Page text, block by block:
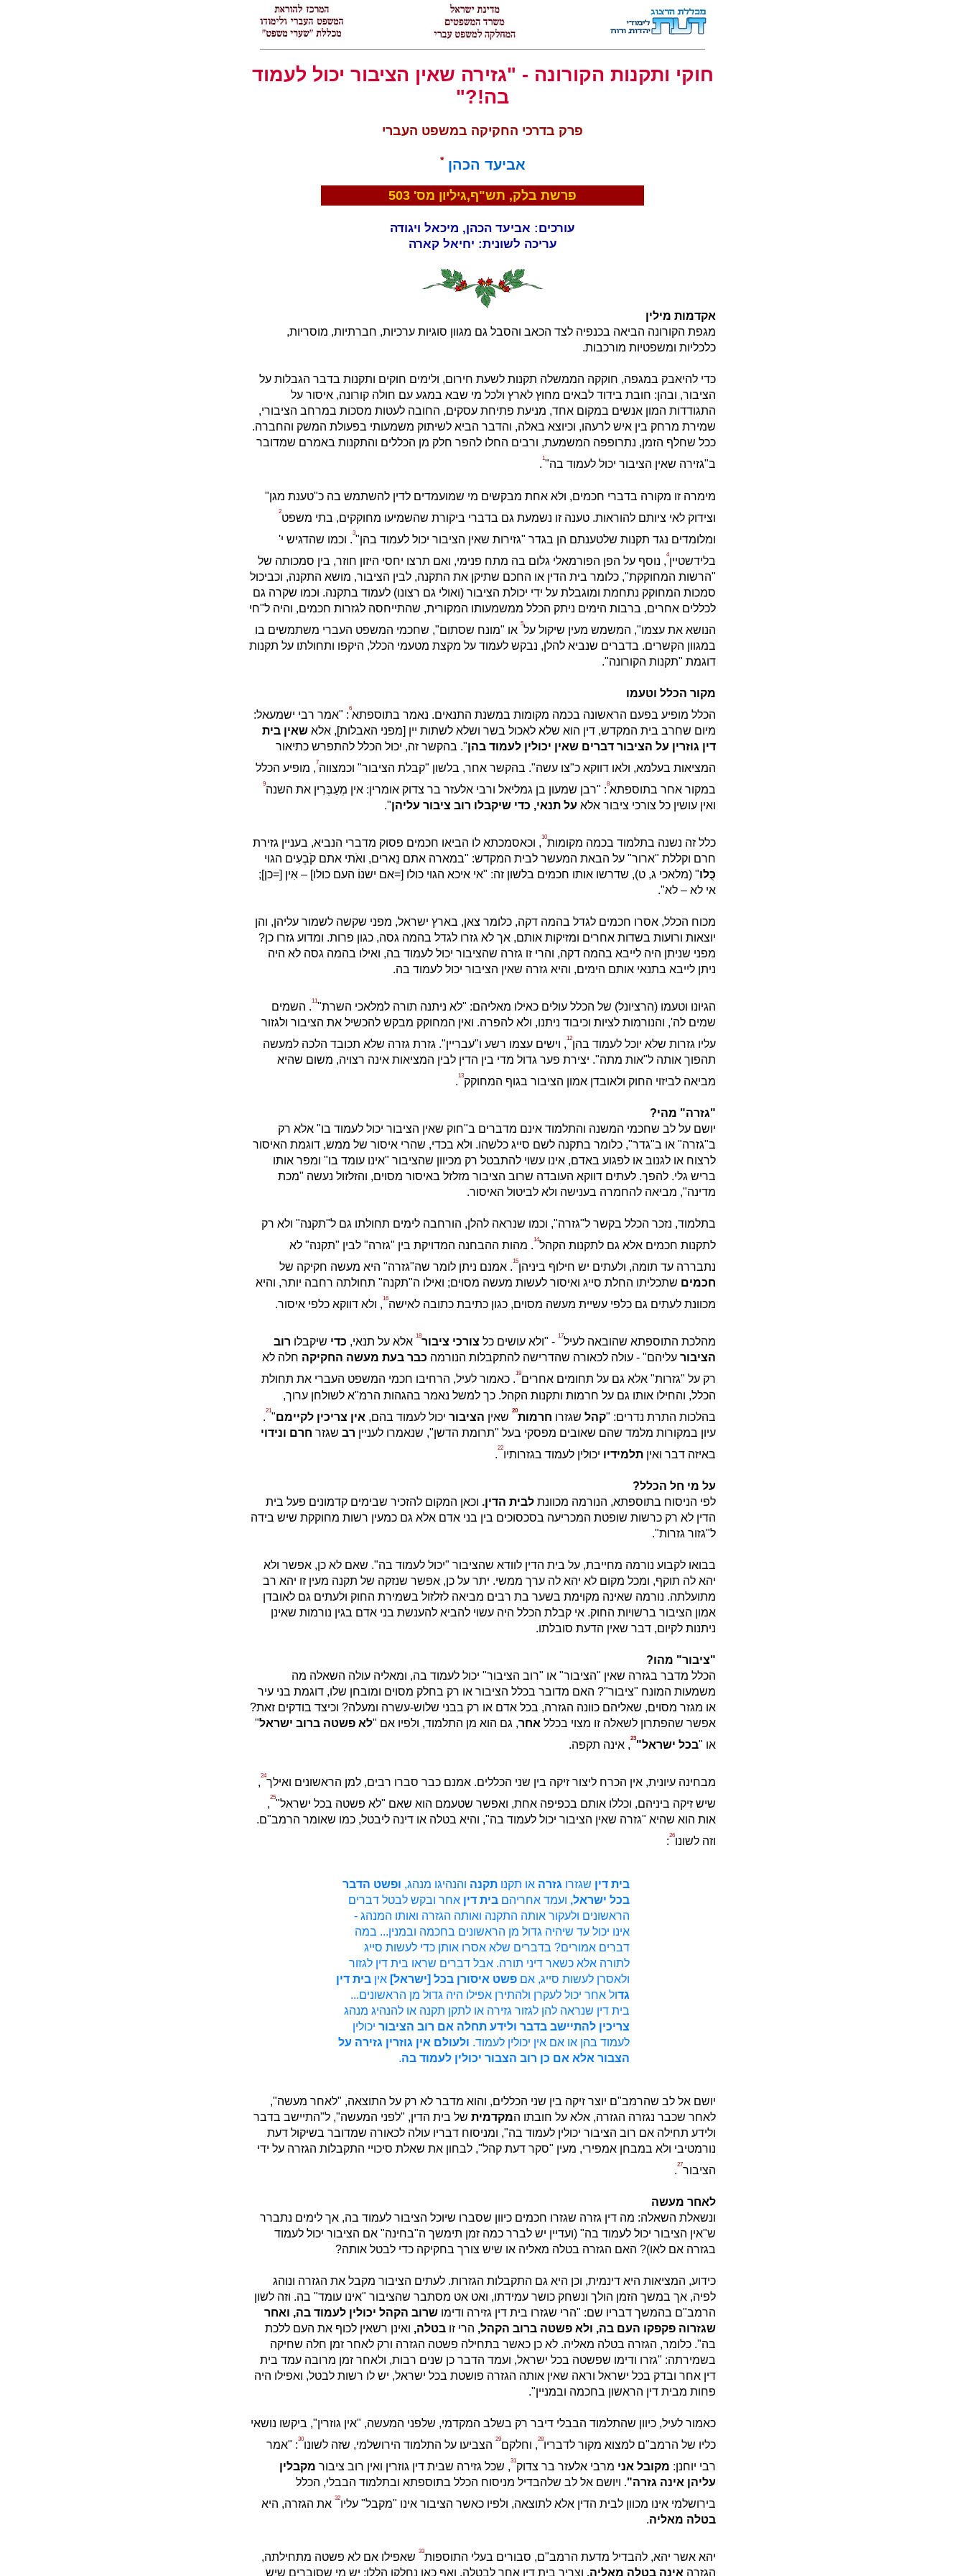
חוקי ותקנות הקורונה - "גזירה שאין הציבור יכול לעמוד
בה!?"
פרק בדרכי החקיקה במשפט העברי
אביעד הכהן*
פרשת בלק, תש"ף,גיליון מס' 503
עורכים: אביעד הכהן, מיכאל ויגודה
עריכה לשונית: יחיאל קארה
אקדמות מילין
מגפת הקורונה הביאה בכנפיה לצד הכאב והסבל גם מגוון סוגיות ערכיות, חברתיות, מוסריות,
כלכליות ומשפטיות מורכבות.
כדי להיאבק במגפה, חוקקה הממשלה תקנות לשעת חירום, ולימים חוקים ותקנות בדבר הגבלות על
הציבור, ובהן: חובת בידוד לבאים מחוץ לארץ ולכל מי שבא במגע עם חולה קורונה, איסור על
התגודדות המון אנשים במקום אחד, מניעת פתיחת עסקים, החובה לעטות מסכות במרחב הציבורי,
שמירת מרחק בין איש לרעהו, וכיוצא באלה, והדבר הביא לשיתוק משמעותי בפעולת המשק והחברה.
ככל שחלף הזמן, נתרופפה המשמעת, ורבים החלו להפר חלק מן הכללים והתקנות באמרם שמדובר
ב"גזירה שאין הציבור יכול לעמוד בה"1
.
מימרה זו מקורה בדברי חכמים, ולא אחת מבקשים מי שמועמדים לדין להשתמש בה כ"טענת מגן"
וצידוק לאי ציותם להוראות. טענה זו נשמעת גם בדברי ביקורת שהשמיעו מחוקקים, בתי משפט2
ומלומדים נגד תקנות שלטענתם הן בגדר "גזירות שאין הציבור יכול לעמוד בהן"3. וכמו שהדגיש י'
בלידשטיין4, נוסף על הפן הפורמאלי גלום בה מתח פנימי, ואם תרצו יחסי היזון חוזר, בין סמכותה של
"הרשות המחוקקת", כלומר בית הדין או החכם שתיקן את התקנה, לבין הציבור, מושא התקנה, וכביכול
סמכות המחוקק נתחמת ומוגבלת על ידי יכולת הציבור (ואולי גם רצונו) לעמוד בתקנה. וכמו שקרה גם
לכללים אחרים, ברבות הימים ניתק הכלל ממשמעותו המקורית, שהתייחסה לגזרות חכמים, והיה ל"חי
הנושא את עצמו", המשמש מעין שיקול על5 או "מונח שסתום", שחכמי המשפט העברי משתמשים בו
במגוון הקשרים. בדברים שנביא להלן, נבקש לעמוד על מקצת מטעמי הכלל, היקפו ותחולתו על תקנות
דוגמת "תקנות הקורונה".
מקור הכלל וטעמו
הכלל מופיע בפעם הראשונה בכמה מקומות במשנת התנאים. נאמר בתוספתא6: "אמר רבי ישמעאל:
מיום שחרב בית המקדש, דין הוא שלא לאכול בשר ושלא לשתות יין [מפני האבלות], אלא שאין בית
דין גוזרין על הציבור דברים שאין יכולין לעמוד בהן". בהקשר זה, יכול הכלל להתפרש כתיאור
המציאות בעלמא, ולאו דווקא כ"צו עשה". בהקשר אחר, בלשון "קבלת הציבור" וכמצווה7, מופיע הכלל
במקור אחר בתוספתא8: "רבן שמעון בן גמליאל ורבי אלעזר בר צדוק אומרין: אין מְעַבְּרִין את השנה9
ואין עושין כל צורכי ציבור אלא על תנאי, כדי שיקבלו רוב ציבור עליהן".
כלל זה נשנה בתלמוד בכמה מקומות10, וכאסמכתא לו הביאו חכמים פסוק מדברי הנביא, בעניין גזירת
חרם וקללת "ארור" על הבאת המעשר לבית המקדש: "במארה אתם נֵארים, ואֹתי אתם קֹבְעִים הגוי
כֻּלו" (מלאכי ג, ט), שדרשו אותו חכמים בלשון זה: "אי איכא הגוי כולו [=אם ישנוֹ העם כולו] – אִין [=כן];
אי לא – לא".
מכוח הכלל, אסרו חכמים לגדל בהמה דקה, כלומר צאן, בארץ ישראל, מפני שקשה לשמור עליהן, והן
יוצאות ורועות בשדות אחרים ומזיקות אותם, אך לא גזרו לגדל בהמה גסה, כגון פרות. ומדוע גזרו כן?
מפני שניתן היה לייבא בהמה דקה, והרי זו גזרה שהציבור יכול לעמוד בה, ואילו בהמה גסה לא היה
ניתן לייבא בתנאי אותם הימים, והיא גזרה שאין הציבור יכול לעמוד בה.
הגיונו וטעמו (הרציונל) של הכלל עולים כאילו מאליהם: "לא ניתנה תורה למלאכי השרת"11. השמים
שמים לה', והנורמות לציות וכיבוד ניתנו, ולא להפרה. ואין המחוקק מבקש להכשיל את הציבור ולגזור
עליו גזרות שלא יוכל לעמוד בהן12, וישים עצמו רשע ו"עבריין". גזרת גזרה שלא תכובד הלכה למעשה
תהפוך אותה ל"אות מתה". יצירת פער גדול מדי בין הדין לבין המציאות אינה רצויה, משום שהיא
מביאה לביזוי החוק ולאובדן אמון הציבור בגוף המחוקק13
.
"גזרה" מהי?
יושם על לב שחכמי המשנה והתלמוד אינם מדברים ב"חוק שאין הציבור יכול לעמוד בו" אלא רק
ב"גזרה" או ב"גדר", כלומר בתקנה לשם סייג כלשהו. ולא בכדי, שהרי איסור של ממש, דוגמת האיסור
לרצוח או לגנוב או לפגוע באדם, אינו עשוי להתבטל רק מכיוון שהציבור "אינו עומד בו" ומפר אותו
בריש גלי. להפך. לעתים דווקא העובדה שרוב הציבור מזלזל באיסור מסוים, והזלזול נעשה "מכת
מדינה", מביאה להחמרה בענישה ולא לביטול האיסור.
בתלמוד, נזכר הכלל בקשר ל"גזרה", וכמו שנראה להלן, הורחבה לימים תחולתו גם ל"תקנה" ולא רק
לתקנות חכמים אלא גם לתקנות הקהל14. מהות ההבחנה המדויקת בין "גזרה" לבין "תקנה" לא
נתבררה עד תומה, ולעתים יש חילוף ביניהן15. אמנם ניתן לומר שה"גזרה" היא מעשה חקיקה של
חכמים שתכליתו החלת סייג ואיסור לעשות מעשה מסוים; ואילו ה"תקנה" תחולתה רחבה יותר, והיא
מכוונת לעתים גם כלפי עשיית מעשה מסוים, כגון כתיבת כתובה לאישה16, ולא דווקא כלפי איסור.
מהלכת התוספתא שהובאה לעיל17 - "ולא עושים כל צורכי ציבור18 אלא על תנאי, כדי שיקבלו רוב
הציבור עליהם" - עולה לכאורה שהדרישה להתקבלות הנורמה כבר בעת מעשה החקיקה חלה לא
רק על "גזרות" אלא גם על תחומים אחרים19. כאמור לעיל, הרחיבו חכמי המשפט העברי את תחולת
הכלל, והחילו אותו גם על חרמות ותקנות הקהל. כך למשל נאמר בהגהות הרמ"א לשולחן ערוך,
בהלכות התרת נדרים: "קהל שגזרו חרמות20 שאין הציבור יכול לעמוד בהם, אין צריכין לקיימם"
21
.
עיון במקורות מלמד שהם שאובים מפסקי בעל "תרומת הדשן", שנאמרו לעניין רב שגזר חרם ונידוי
באיזה דבר ואין תלמידיו יכולין לעמוד בגזרותיו22
.
על מי חל הכלל?
לפי הניסוח בתוספתא, הנורמה מכוונת לבית הדין. וכאן המקום להזכיר שבימים קדמונים פעל בית
הדין לא רק כרשות שופטת המכריעה בסכסוכים בין בני אדם אלא גם כמעין רשות מחוקקת שיש בידה
ל"גזור גזרות".
בבואו לקבוע נורמה מחייבת, על בית הדין לוודא שהציבור "יכול לעמוד בה". שאם לא כן, אפשר ולא
יהא לה תוקף, ומכל מקום לא יהא לה ערך ממשי. יתר על כן, אפשר שנזקה של תקנה מעין זו יהא רב
מתועלתה. נורמה שאינה מקוימת בשער בת רבים מביאה לזלזול בשמירת החוק ולעתים גם לאובדן
אמון הציבור ברשויות החוק. אי קבלת הכלל היה עשוי להביא להענשת בני אדם בגין נורמות שאינן
ניתנות לקיום, דבר שאין הדעת סובלתו.
"ציבור" מהו?
הכלל מדבר בגזרה שאין "הציבור" או "רוב הציבור" יכול לעמוד בה, ומאליה עולה השאלה מה
משמעות המונח "ציבור"? האם מדובר בכלל הציבור או רק בחלק מסוים ומובחן שלו, דוגמת בני עיר
או מגזר מסוים, שאליהם כוונה הגזרה, בכל אדם או רק בבני שלוש-עשרה ומעלה? וכיצד בודקים זאת?
אפשר שהפתרון לשאלה זו מצוי בכלל אחר, גם הוא מן התלמוד, ולפיו אם "לא פשטה ברוב ישראל"
או "בכל ישראל"23, אינה תקפה.
מבחינה עיונית, אין הכרח ליצור זיקה בין שני הכללים. אמנם כבר סברו רבים, למן הראשונים ואילך24
,
שיש זיקה ביניהם, וכללו אותם בכפיפה אחת, ואפשר שטעמם הוא שאם "לא פשטה בכל ישראל"25
,
אות הוא שהיא "גזרה שאין הציבור יכול לעמוד בה", והיא בטלה או דינה ליבטל, כמו שאומר הרמב"ם.
וזה לשונו26
:
בית דין שגזרו גזרה או תקנו תקנה והנהיגו מנהג, ופשט הדבר
בכל ישראל, ועמד אחריהם בית דין אחר ובקש לבטל דברים
הראשונים ולעקור אותה התקנה ואותה הגזרה ואותו המנהג -
אינו יכול עד שיהיה גדול מן הראשונים בחכמה ובמנין... במה
דברים אמורים? בדברים שלא אסרו אותן כדי לעשות סייג
לתורה אלא כשאר דיני תורה. אבל דברים שראו בית דין לגזור
ולאסרן לעשות סייג, אם פשט איסורן בכל [ישראל] אין בית דין
גדול אחר יכול לעקרן ולהתירן אפילו היה גדול מן הראשונים...
בית דין שנראה להן לגזור גזירה או לתקן תקנה או להנהיג מנהג
צריכין להתיישב בדבר ולידע תחלה אם רוב הציבור יכולין
לעמוד בהן או אם אין יכולין לעמוד. ולעולם אין גוזרין גזירה על
הצבור אלא אם כן רוב הצבור יכולין לעמוד בה.
יושם אל לב שהרמב"ם יוצר זיקה בין שני הכללים, והוא מדבר לא רק על התוצאה, "לאחר מעשה",
לאחר שכבר נגזרה הגזרה, אלא על חובתו המקדמית של בית הדין, "לפני המעשה", ל"התיישב בדבר
ולידע תחילה אם רוב הציבור יכולין לעמוד בה", ומניסוח דבריו עולה לכאורה שמדובר בשיקול דעת
נורמטיבי ולא במבחן אמפירי, מעין "סקר דעת קהל", לבחון את שאלת סיכויי התקבלות הגזרה על ידי
הציבור27
.
לאחר מעשה
ונשאלת השאלה: מה דין גזרה שגזרו חכמים כיוון שסברו שיוכל הציבור לעמוד בה, אך לימים נתברר
ש"אין הציבור יכול לעמוד בה" (ועדיין יש לברר כמה זמן תימשך ה"בחינה" אם הציבור יכול לעמוד
בגזרה אם לאו)? האם הגזרה בטלה מאליה או שיש צורך בחקיקה כדי לבטל אותה?
כידוע, המציאות היא דינמית, וכן היא גם התקבלות הגזרות. לעתים הציבור מקבל את הגזרה ונוהג
לפיה, אך במשך הזמן הולך ונשחק כושר עמידתו, ואט אט מסתבר שהציבור "אינו עומד" בה. וזה לשון
הרמב"ם בהמשך דבריו שם: "הרי שגזרו בית דין גזירה ודימו שרוב הקהל יכולין לעמוד בה, ואחר
שגזרוה פקפקו העם בה, ולא פשטה ברוב הקהל, הרי זו בטלה, ואינן רשאין לכוף את העם ללכת
בה". כלומר, הגזרה בטלה מאליה. לא כן כאשר בתחילה פשטה הגזרה ורק לאחר זמן חלה שחיקה
בשמירתה: "גזרו ודימו שפשטה בכל ישראל, ועמד הדבר כן שנים רבות, ולאחר זמן מרובה עמד בית
דין אחר ובדק בכל ישראל וראה שאין אותה הגזרה פושטת בכל ישראל, יש לו רשות לבטל, ואפילו היה
פחות מבית דין הראשון בחכמה ובמניין".
כאמור לעיל, כיוון שהתלמוד הבבלי דיבר רק בשלב המקדמי, שלפני המעשה, "אין גוזרין", ביקשו נושאי
כליו של הרמב"ם למצוא מקור לדבריו28, וחלקם29 הצביעו על התלמוד הירושלמי, שזה לשונו30: "אמר
רבי יוחנן: מקובל אני מרבי אלעזר בר צדוק31, שכל גזירה שבית דין גוזרין ואין רוב ציבור מקבלין
עליהן אינה גזרה". ויושם אל לב שלהבדיל מניסוח הכלל בתוספתא ובתלמוד הבבלי, הכלל
בירושלמי אינו מכוון לבית הדין אלא לתוצאה, ולפיו כאשר הציבור אינו "מקבל" עליו32 את הגזרה, היא
בטלה מאליה.
יהא אשר יהא, להבדיל מדעת הרמב"ם, סבורים בעלי התוספות33 שאפילו אם לא פשטה מתחילתה,
הגזרה אינה בטלה מאליה, וצריך בית דין אחר לבטלה. ואף כאן נחלקו הללו: יש מי שסוברים שיש